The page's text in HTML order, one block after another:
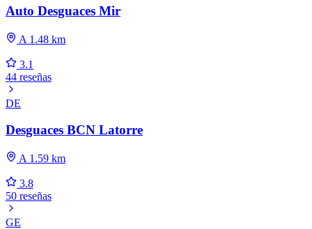
Auto Desguaces Mir
A 1.48 km
3.1
44 reseñas
DE
Desguaces BCN Latorre
A 1.59 km
3.8
50 reseñas
GE